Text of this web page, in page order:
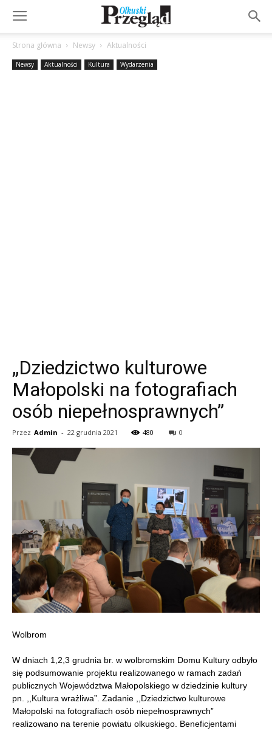
Strona główna Newsy Aktualności
Newsy Aktualności Kultura Wydarzenia
„Dziedzictwo kulturowe
Małopolski na fotografiach
osób niepełnosprawnych”
Przez Admin - 22 grudnia 2021 480 0
Wolbrom
W dniach 1,2,3 grudnia br. w wolbromskim Domu Kultury odbyło
się podsumowanie projektu realizowanego w ramach zadań
publicznych Województwa Małopolskiego w dziedzinie kultury
pn. ,,Kultura wrażliwa”. Zadanie ,,Dziedzictwo kulturowe
Małopolski na fotografiach osób niepełnosprawnych”
realizowano na terenie powiatu olkuskiego. Beneficjentami